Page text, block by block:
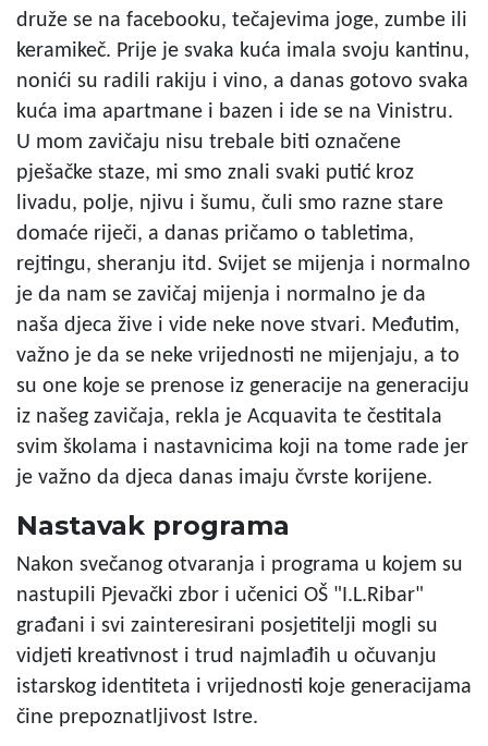
druže se na facebooku, tečajevima joge, zumbe ili
keramikeč. Prije je svaka kuća imala svoju kantinu,
nonići su radili rakiju i vino, a danas gotovo svaka
kuća ima apartmane i bazen i ide se na Vinistru.
U mom zavičaju nisu trebale biti označene
pješačke staze, mi smo znali svaki putić kroz
livadu, polje, njivu i šumu, čuli smo razne stare
domaće riječi, a danas pričamo o tabletima,
rejtingu, sheranju itd. Svijet se mijenja i normalno
je da nam se zavičaj mijenja i normalno je da
naša djeca žive i vide neke nove stvari. Međutim,
važno je da se neke vrijednosti ne mijenjaju, a to
su one koje se prenose iz generacije na generaciju
iz našeg zavičaja, rekla je Acquavita te čestitala
svim školama i nastavnicima koji na tome rade jer
je važno da djeca danas imaju čvrste korijene.
Nastavak programa
Nakon svečanog otvaranja i programa u kojem su
nastupili Pjevački zbor i učenici OŠ "I.L.Ribar"
građani i svi zainteresirani posjetitelji mogli su
vidjeti kreativnost i trud najmlađih u očuvanju
istarskog identiteta i vrijednosti koje generacijama
čine prepoznatljivost Istre.